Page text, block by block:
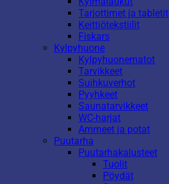
Tarjottimet ja tabletit
Keittiötekstiilit
Fiskars
Kylpyhuone
Kylpyhuonematot
Tarvikkeet
Suihkuverhot
Pyyhkeet
Saunatarvikkeet
WC-harjat
Ammeet ja potat
Puutarha
Puutarhakalusteet
Tuolit
Pöydät